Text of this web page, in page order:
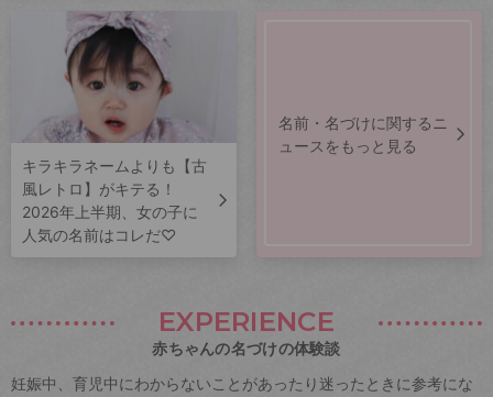
キラキラネームよりも【古
風レトロ】がキテる！
2026年上半期、女の子に
人気の名前はコレだ♡
名前・名づけに関するニ
ュースをもっと見る
EXPERIENCE
赤ちゃんの名づけの体験談
妊娠中、育児中にわからないことがあったり迷ったときに参考にな